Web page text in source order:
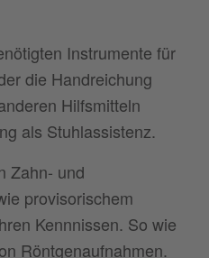
Instrumente für
die Handreichung
Hilfsmitteln
als Stuhlassistenz.
Zahn- und
provisorischem
Kennnissen. So wie
Röntgenaufnahmen.